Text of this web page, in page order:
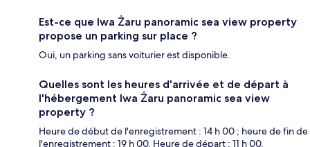
Est-ce que Iwa Żaru panoramic sea view property
propose un parking sur place ?
Oui, un parking sans voiturier est disponible.
Quelles sont les heures d'arrivée et de départ à
l'hébergement Iwa Żaru panoramic sea view
property ?
Heure de début de l'enregistrement : 14 h 00 ; heure de fin de
l'enregistrement : 19 h 00. Heure de départ : 11 h 00.